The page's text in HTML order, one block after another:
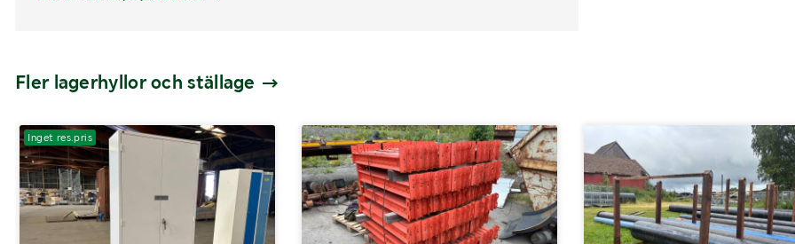
Fler lagerhyllor och ställage
Inget res.pris